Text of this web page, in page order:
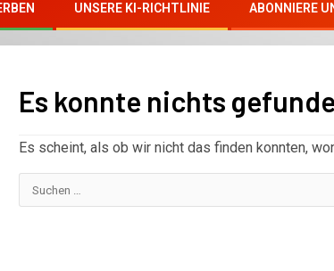
UNSERE KI-RICHTLINIE ABONNIERE
Es konnte nichts
Es scheint, als ob wir nicht das finden konnten,